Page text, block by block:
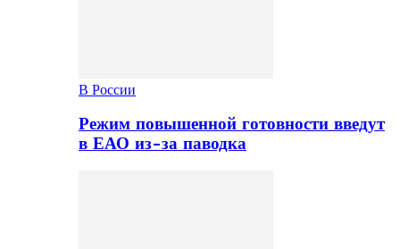
В России
Режим повышенной готовности введут
в ЕАО из-за паводка